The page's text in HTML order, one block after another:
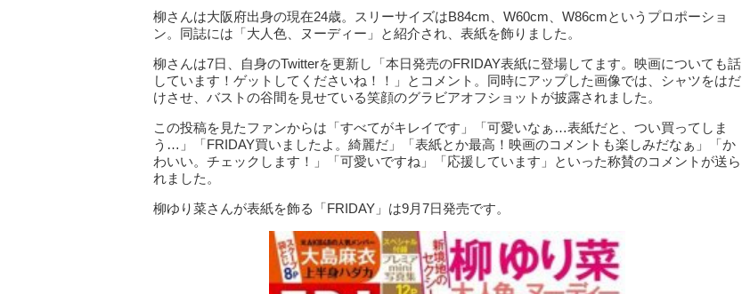
柳さんは大阪府出身の現在24歳。スリーサイズはB84cm、W60cm、W86cmというプロポーショ
ン。同誌には「大人色、ヌーディー」と紹介され、表紙を飾りました。
柳さんは7日、自身のTwitterを更新し「本日発売のFRIDAY表紙に登場してます。映画についても話
しています！ゲットしてくださいね！！」とコメント。同時にアップした画像では、シャツをはだ
けさせ、バストの谷間を見せている笑顔のグラビアオフショットが披露されました。
この投稿を見たファンからは「すべてがキレイです」「可愛いなぁ…表紙だと、つい買ってしま
う…」「FRIDAY買いましたよ。綺麗だ」「表紙とか最高！映画のコメントも楽しみだなぁ」「か
わいい。チェックします！」「可愛いですね」「応援しています」といった称賛のコメントが送ら
れました。
柳ゆり菜さんが表紙を飾る「FRIDAY」は9月7日発売です。